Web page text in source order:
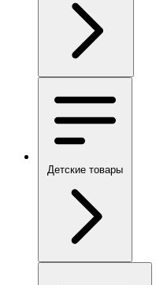
Детские товары